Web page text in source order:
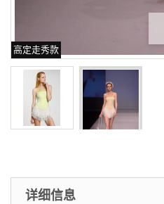
高定走秀款
详细信息